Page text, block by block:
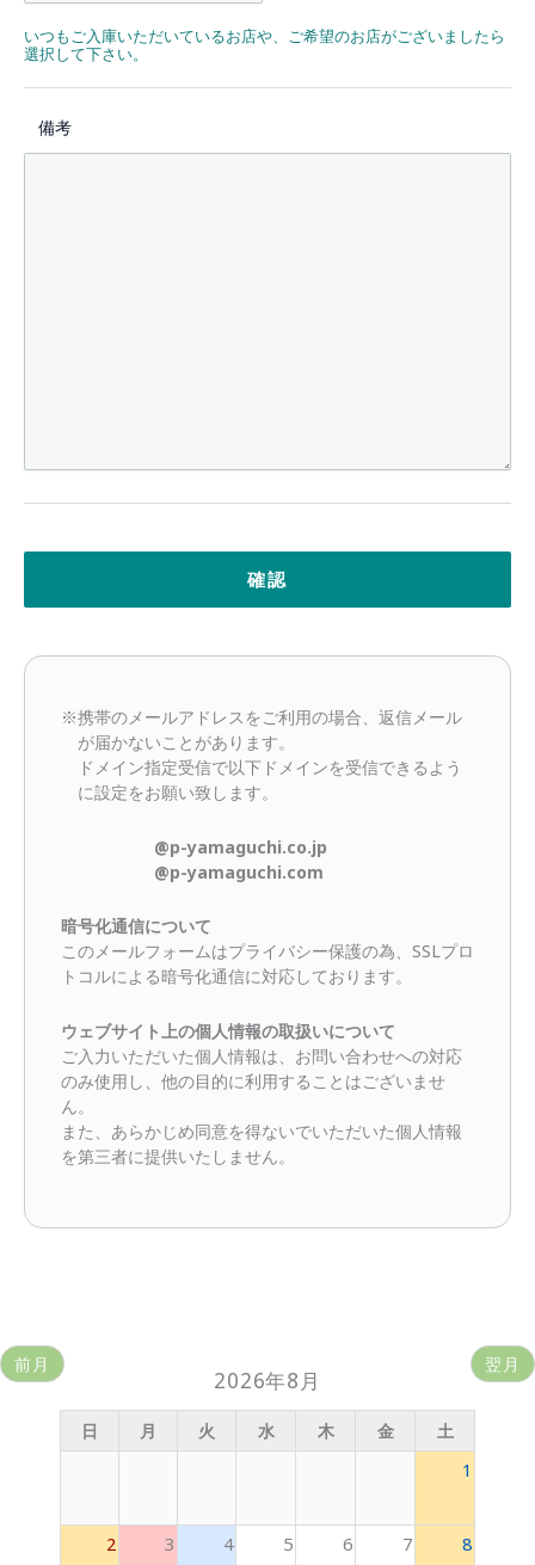
いつもご入庫いただいているお店や、ご希望のお店がございましたら
選択して下さい。
備考
※携帯のメールアドレスをご利用の場合、返信メール
が届かないことがあります。
ドメイン指定受信で以下ドメインを受信できるよう
に設定をお願い致します。
@p-yamaguchi.co.jp
@p-yamaguchi.com
暗号化通信について
このメールフォームはプライバシー保護の為、SSLプロ
トコルによる暗号化通信に対応しております。
ウェブサイト上の個人情報の取扱いについて
ご入力いただいた個人情報は、お問い合わせへの対応
のみ使用し、他の目的に利用することはございませ
ん。
また、あらかじめ同意を得ないでいただいた個人情報
を第三者に提供いたしません。
前月 翌月
2026年8月
日 月 火 水 木 金 土
1
2 3 4 5 6 7 8